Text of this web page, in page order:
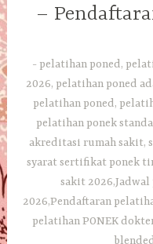
–
pelatihan poned,
2026, pelatihan poned
pelatihan poned,
pelatihan ponek
akreditasi rumah sakit,
syarat sertifikat ponek
sakit 2026,Jadwal
2026,Pendaftaran
pelatihan PONEK